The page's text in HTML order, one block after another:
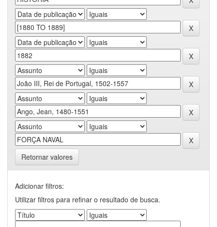
Retornar valores
Adicionar filtros:
Utilizar filtros para refinar o resultado de busca.